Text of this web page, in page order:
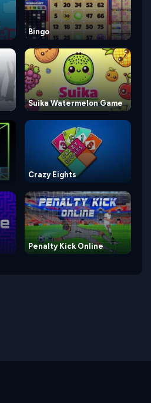
Bingo
Suika Watermelon Game
Crazy Eights
Penalty Kick Online